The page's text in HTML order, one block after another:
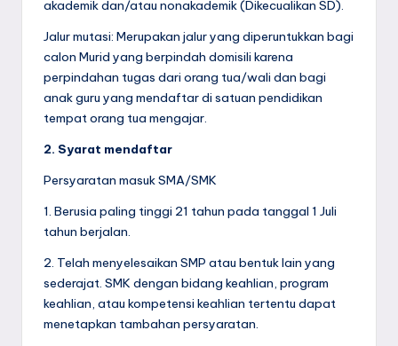
akademik dan/atau nonakademik (Dikecualikan SD).
Jalur mutasi: Merupakan jalur yang diperuntukkan bagi
calon Murid yang berpindah domisili karena
perpindahan tugas dari orang tua/wali dan bagi
anak guru yang mendaftar di satuan pendidikan
tempat orang tua mengajar.
2. Syarat mendaftar
Persyaratan masuk SMA/SMK
1. Berusia paling tinggi 21 tahun pada tanggal 1 Juli
tahun berjalan.
2. Telah menyelesaikan SMP atau bentuk lain yang
sederajat. SMK dengan bidang keahlian, program
keahlian, atau kompetensi keahlian tertentu dapat
menetapkan tambahan persyaratan.